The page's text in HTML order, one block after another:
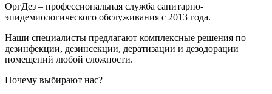
ОргДез – профессиональная служба санитарно-
эпидемиологического обслуживания с 2013 года.
Наши специалисты предлагают комплексные решения по
дезинфекции, дезинсекции, дератизации и дезодорации
помещений любой сложности.
Почему выбирают нас?